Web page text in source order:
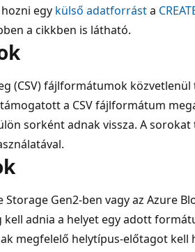
egy külső adatforrásta
a cikkben is látható.
(CSV) fájlformátumok közvetlenül
a CSV fájlformátum
sorként adnak vissza. A
Storage Gen2-ben vagy az Azure
adnia a helyet egy adott
megfelelő helytípus-előtagot kell